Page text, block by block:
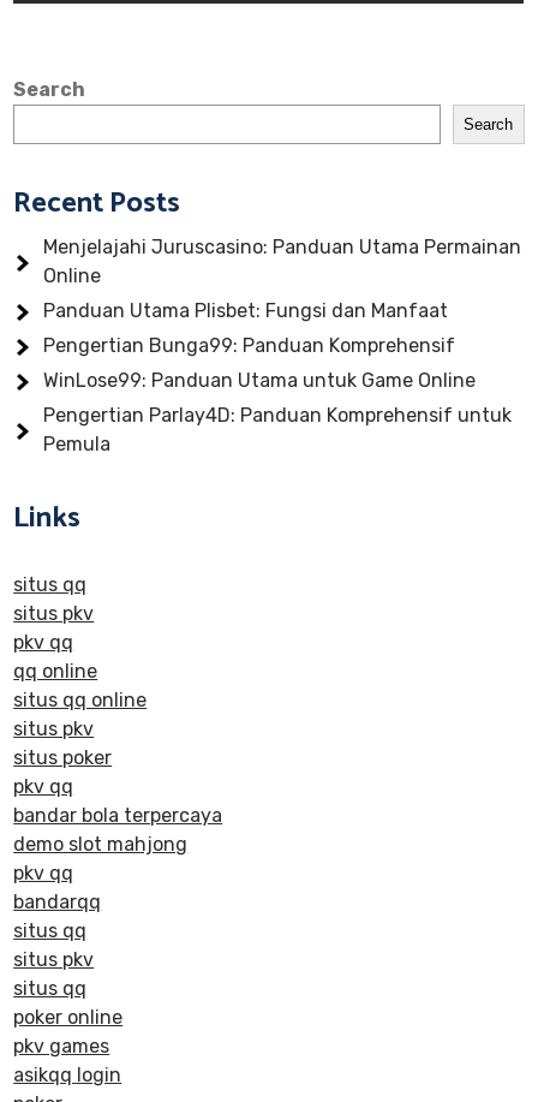
Search
Search
Recent Posts
Menjelajahi Juruscasino: Panduan Utama Permainan
Online
Panduan Utama Plisbet: Fungsi dan Manfaat
Pengertian Bunga99: Panduan Komprehensif
WinLose99: Panduan Utama untuk Game Online
Pengertian Parlay4D: Panduan Komprehensif untuk
Pemula
Links
situs qq
situs pkv
pkv qq
qq online
situs qq online
situs pkv
situs poker
pkv qq
bandar bola terpercaya
demo slot mahjong
pkv qq
bandarqq
situs qq
situs pkv
situs qq
poker online
pkv games
asikqq login